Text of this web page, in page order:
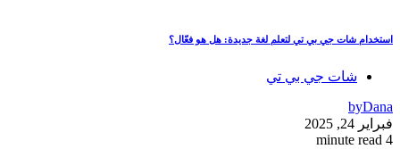
استخدام شات جي بي تي لتعلم لغة جديدة: هل هو فعّال؟
شات جي بي تي
byDana
فبراير 24, 2025
4 minute read